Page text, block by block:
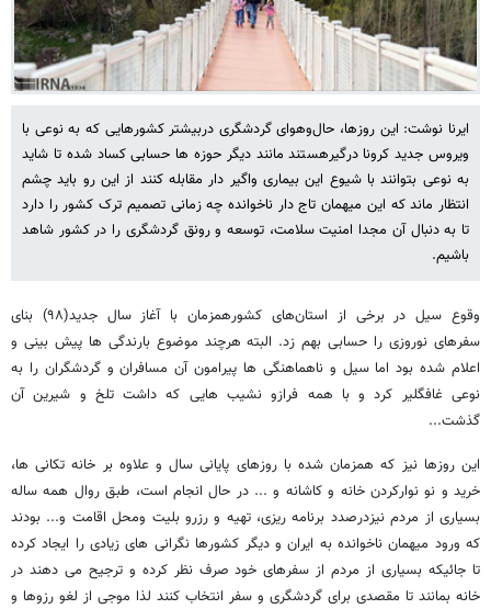
ایرنا نوشت: این روزها، حال‌وهوای گردشگری دربیشتر کشورهایی که به نوعی با
ویروس جدید کرونا درگیرهستند مانند دیگر حوزه ها حسابی کساد شده تا شاید
به نوعی بتوانند با شیوع این بیماری واگیر دار مقابله کنند از این رو باید چشم
انتظار ماند که این میهمان تاج دار ناخوانده چه زمانی تصمیم ترک کشور را دارد
تا به دنبال آن مجدا امنیت سلامت، توسعه و رونق گردشگری را در کشور شاهد
باشیم.
وقوع سیل در برخی از استان‌های کشورهمزمان با آغاز سال جدید(۹۸) بنای
سفرهای نوروزی را حسابی بهم زد. البته هرچند موضوع بارندگی ها پیش بینی و
اعلام شده بود اما سیل و ناهماهنگی ها پیرامون آن مسافران و گردشگران را به
نوعی غافگلیر کرد و با همه فرازو نشیب هایی که داشت تلخ و شیرین آن
گذشت...
این روزها نیز که همزمان شده با روزهای پایانی سال و علاوه بر خانه تکانی ها،
خرید و نو نوارکردن خانه و کاشانه و ... در حال انجام است، طبق روال همه ساله
بسیاری از مردم نیزدرصدد برنامه ریزی، تهیه و رزرو بلیت ومحل اقامت و... بودند
که ورود میهمان ناخوانده به ایران و دیگر کشورها نگرانی های زیادی را ایجاد کرده
تا جائیکه بسیاری از مردم از سفرهای خود صرف نظر کرده و ترجیح می دهند در
خانه بمانند تا مقصدی برای گردشگری و سفر انتخاب کنند لذا موجی از لغو رزوها و